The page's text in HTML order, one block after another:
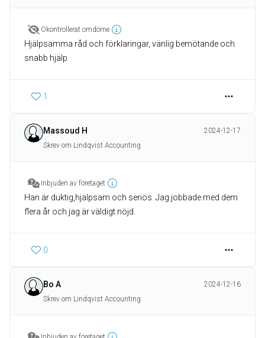
Okontrollerat omdöme
Hjälpsamma råd och förklaringar, vänlig bemötande och
snabb hjälp
1
Massoud H
2024-12-17
Skrev om Lindqvist Accounting
Inbjuden av företaget
Han är duktig,hjälpsam och seriös .Jag jobbade med dem
flera år och jag är väldigt nöjd.
0
Bo A
2024-12-16
Skrev om Lindqvist Accounting